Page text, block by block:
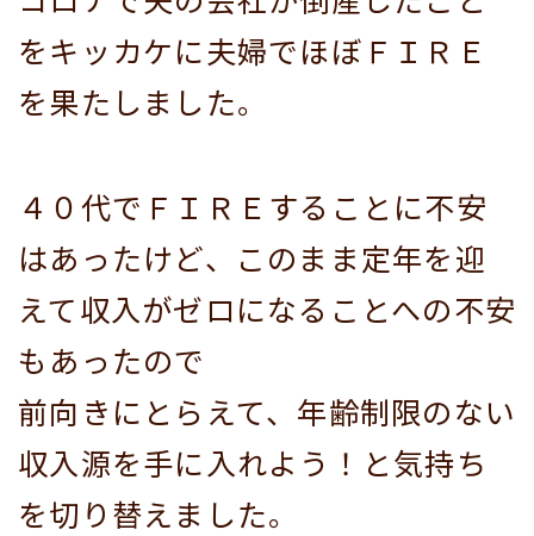
をキッカケに夫婦でほぼＦＩＲＥ
を果たしました。
４０代でＦＩＲＥすることに不安
はあったけど、このまま定年を迎
えて収入がゼロになることへの不安
もあったので
前向きにとらえて、年齢制限のない
収入源を手に入れよう！と気持ち
を切り替えました。